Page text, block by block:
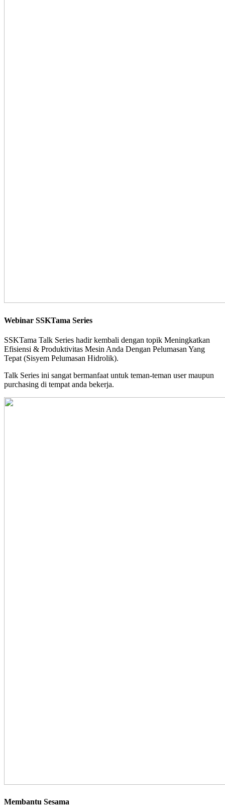
Webinar SSKTama Series
SSKTama Talk Series hadir kembali dengan topik Meningkatkan
Efisiensi & Produktivitas Mesin Anda Dengan Pelumasan Yang
Tepat (Sisyem Pelumasan Hidrolik).
Talk Series ini sangat bermanfaat untuk teman-teman user maupun
purchasing di tempat anda bekerja.
Membantu Sesama